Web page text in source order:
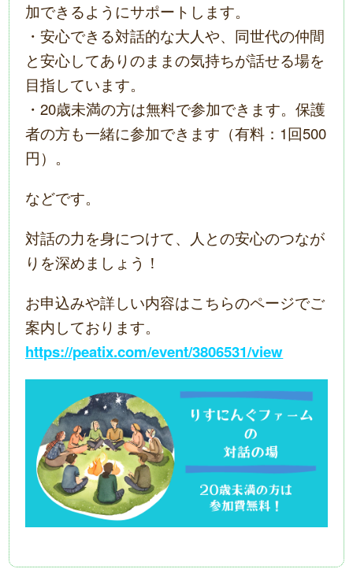
加できるようにサポートします。
・安心できる対話的な大人や、同世代の仲間
と安心してありのままの気持ちが話せる場を
目指しています。
・20歳未満の方は無料で参加できます。保護
者の方も一緒に参加できます（有料：1回500
円）。
などです。
対話の力を身につけて、人との安心のつなが
りを深めましょう！
お申込みや詳しい内容はこちらのページでご
案内しております。
https://peatix.com/event/3806531/view